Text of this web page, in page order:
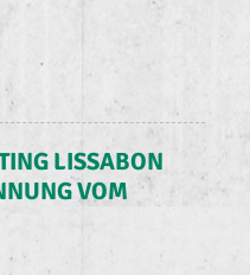
LISSABON
VOM